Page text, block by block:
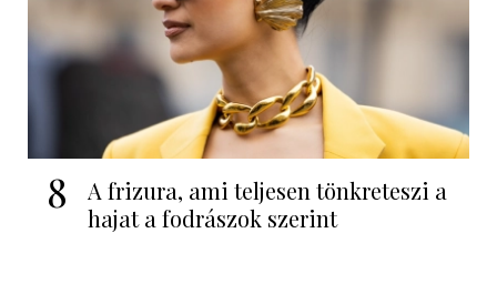
8
A frizura, ami teljesen tönkreteszi a
hajat a fodrászok szerint